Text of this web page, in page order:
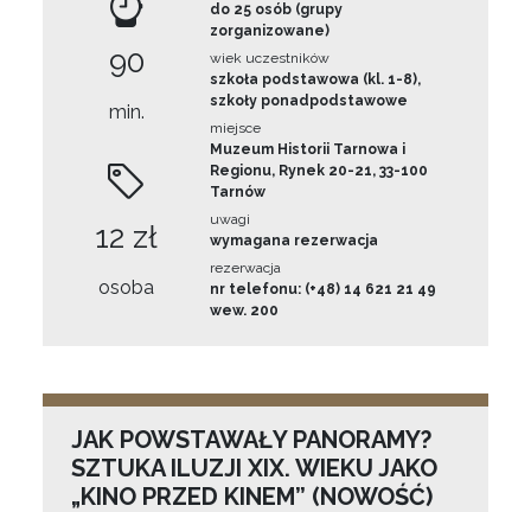
90
min.
12 zł
osoba
do 25 osób (grupy
zorganizowane)
wiek uczestników
szkoła podstawowa (kl. 1-8),
szkoły ponadpodstawowe
miejsce
Muzeum Historii Tarnowa i
Regionu, Rynek 20-21, 33-100
Tarnów
uwagi
wymagana rezerwacja
rezerwacja
nr telefonu: (+48) 14 621 21 49
wew. 200
JAK POWSTAWAŁY PANORAMY?
SZTUKA ILUZJI XIX. WIEKU JAKO
„KINO PRZED KINEM” (NOWOŚĆ)